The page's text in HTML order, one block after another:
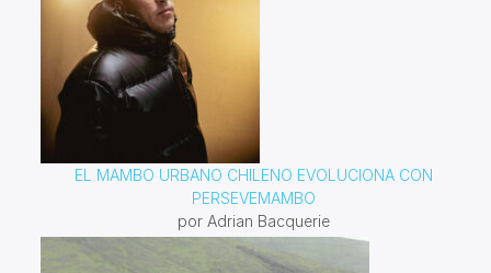
EL MAMBO URBANO CHILENO EVOLUCIONA CON
PERSEVEMAMBO
por Adrian Bacquerie